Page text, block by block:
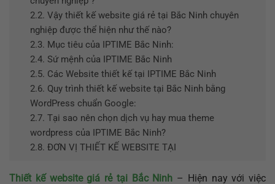
2.2. Vậy thiết kế website giá rẻ tại Bắc Ninh chuyên
nghiệp được thể hiện như thế nào?
2.3. Mục tiêu của IPTIME Bắc Ninh:
2.4. Sứ mệnh của IPTIME Bắc Ninh
2.5. Các Website thiết kế tại IPTIME Bắc Ninh
2.6. Quy trình thiết kế website tại Bắc Ninh bằng
WordPress chuẩn Google:
2.7. Tại sao nên chọn dịch vụ hay mua theme
wordpress của IPTIME Bắc Ninh?
2.8. ĐƠN VỊ THIẾT KẾ WEBSITE TẠI
Thiết kế website giá rẻ tại Bắc Ninh – Hiện nay với việc